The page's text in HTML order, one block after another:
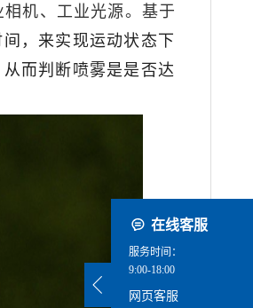
机、工业光源。基于
，来实现运动状态下
而判断喷雾是是否达
在线客服
服务时间：
9:00-18:00
网页客服